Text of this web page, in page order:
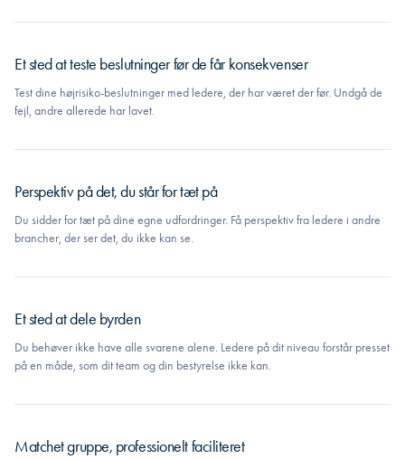
Et sted at teste beslutninger før de får konsekvenser
Test dine højrisiko-beslutninger med ledere, der har været der før. Undgå de
fejl, andre allerede har lavet.
Perspektiv på det, du står for tæt på
Du sidder for tæt på dine egne udfordringer. Få perspektiv fra ledere i andre
brancher, der ser det, du ikke kan se.
Et sted at dele byrden
Du behøver ikke have alle svarene alene. Ledere på dit niveau forstår presset
på en måde, som dit team og din bestyrelse ikke kan.
Matchet gruppe, professionelt faciliteret